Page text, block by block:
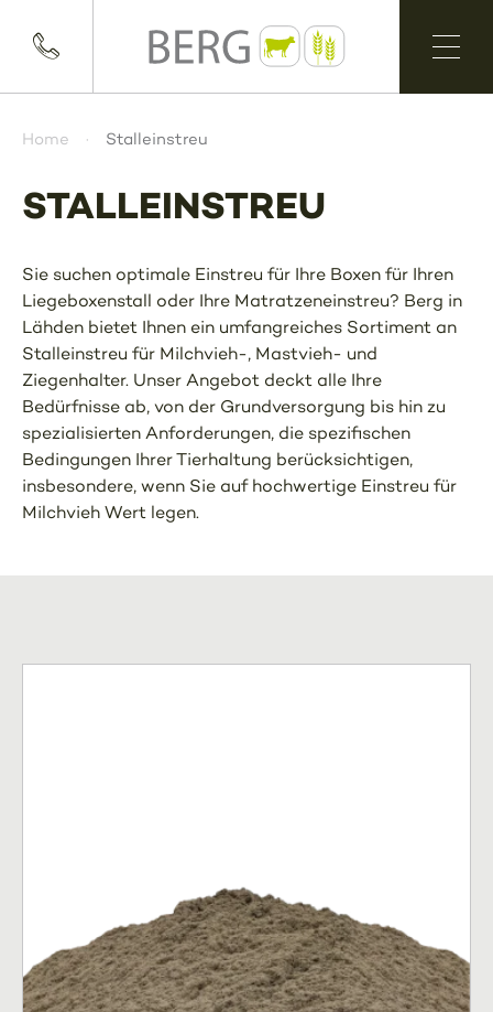
Home Stalleinstreu
STALLEINSTREU
Sie suchen optimale Einstreu für Ihre Boxen für Ihren
Liegeboxenstall oder Ihre Matratzeneinstreu? Berg in
Lähden bietet Ihnen ein umfangreiches Sortiment an
Stalleinstreu für Milchvieh-, Mastvieh- und
Ziegenhalter. Unser Angebot deckt alle Ihre
Bedürfnisse ab, von der Grundversorgung bis hin zu
spezialisierten Anforderungen, die spezifischen
Bedingungen Ihrer Tierhaltung berücksichtigen,
insbesondere, wenn Sie auf hochwertige Einstreu für
Milchvieh Wert legen.